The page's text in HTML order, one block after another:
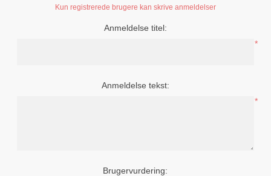
Kun registrerede brugere kan skrive anmeldelser
Anmeldelse titel:
*
Anmeldelse tekst:
*
Brugervurdering: